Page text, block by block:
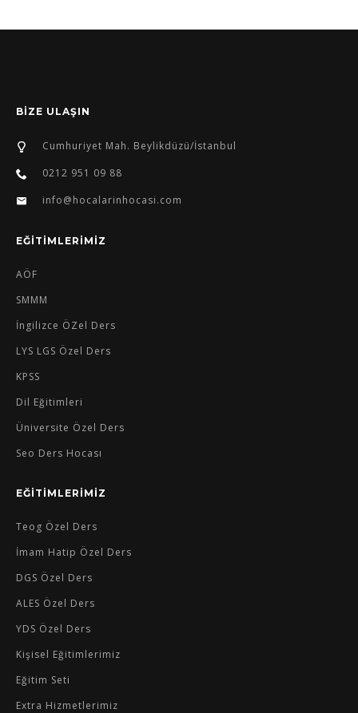
BİZE ULAŞIN
Cumhuriyet Mah. Beylikdüzü/İstanbul
0212 951 09 88
info@hocalarinhocasi.com
EĞİTİMLERİMİZ
AÖF
SMMM
İngilizce ÖZel Ders
LYS LGS Özel Ders
KPSS
Dil Eğitimleri
Üniversite Özel Ders
Seo Ders Hocası
EĞİTİMLERİMİZ
Teog Özel Ders
İmam Hatip Özel Ders
DGS Özel Ders
ALES Özel Ders
YDS Özel Ders
Kişisel Eğitimlerimiz
Eğitim Seti
Extra Hizmetlerimiz